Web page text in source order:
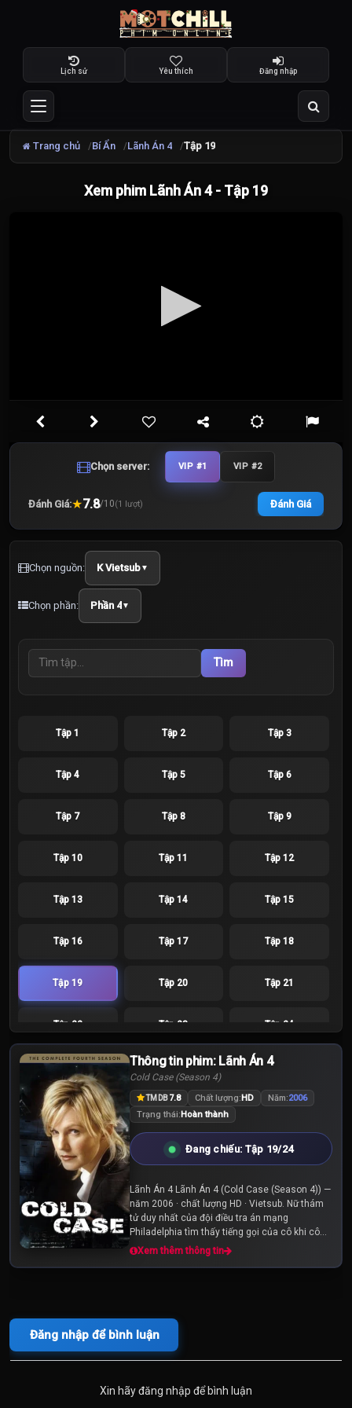
Lịch sử Yêu thích Đăng nhập
Trang chủ Bí Ẩn Lãnh Án 4 Tập 19
Xem phim Lãnh Án 4 - Tập 19
Chọn server: VIP #1 VIP #2
Đánh Giá:★7.8/10(1 lượt) Đánh Giá
Chọn nguồn: K Vietsub▼
Chọn phần: Phần 4 ▼
Tìm
Tập 1 Tập 2 Tập 3
Tập 4 Tập 5 Tập 6
Tập 7 Tập 8 Tập 9
Tập 10 Tập 11 Tập 12
Tập 13 Tập 14 Tập 15
Tập 16 Tập 17 Tập 18
Tập 19 Tập 20 Tập 21
Tập 22 Tập 23 Tập 24
Thông tin phim: Lãnh Án 4
Cold Case (Season 4)
TMDB7.8 Chất lượng:HD Năm:2006
Trạng thái:Hoàn thành
Đang chiếu: Tập 19/24
Lãnh Án 4 Lãnh Án 4 (Cold Case (Season 4)) —
năm 2006 · chất lượng HD · Vietsub. Nữ thám
tử duy nhất của đội điều tra án mạng
Philadelphia tìm thấy tiếng gọi của cô khi cô
được giao những vụ án chưa bao giờ được giải
Xem thêm thông tin
Đăng nhập để bình luận
Xin hãy đăng nhập để bình luận